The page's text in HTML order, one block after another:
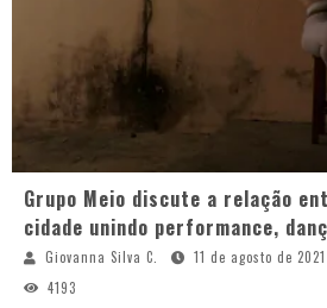
Grupo Meio discute a relação
cidade unindo performance,
Giovanna Silva C. 11 de agosto de 2021
4193